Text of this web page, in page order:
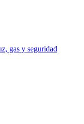
gas y seguridad